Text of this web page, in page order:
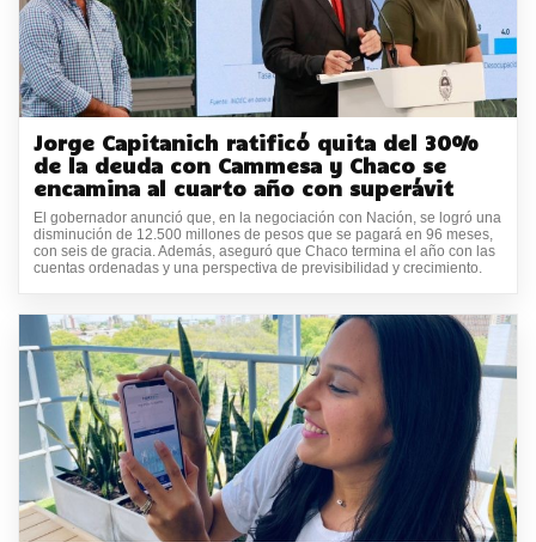
Jorge Capitanich ratificó quita del 30%
de la deuda con Cammesa y Chaco se
encamina al cuarto año con superávit
El gobernador anunció que, en la negociación con Nación, se logró una
disminución de 12.500 millones de pesos que se pagará en 96 meses,
con seis de gracia. Además, aseguró que Chaco termina el año con las
cuentas ordenadas y una perspectiva de previsibilidad y crecimiento.